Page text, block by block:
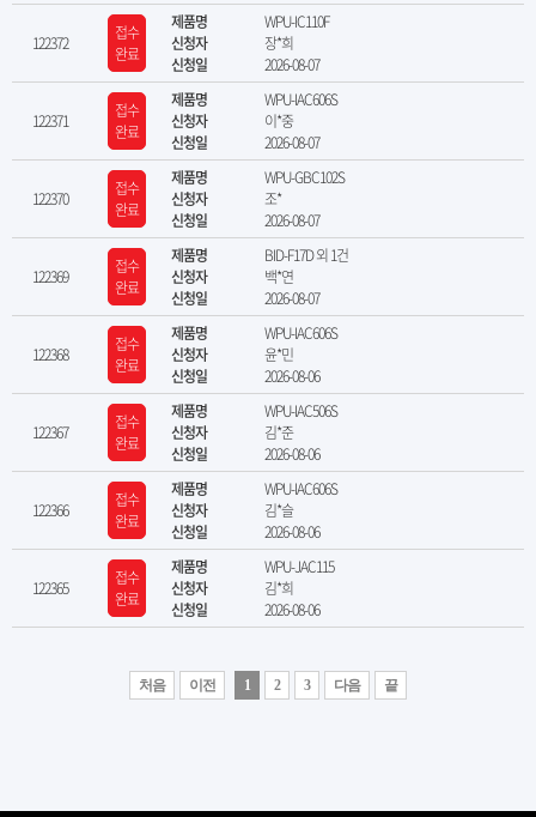
122372
접수
완료
제품명
WPU-IC110F
신청자
장*희
신청일
2026-08-07
122371
접수
완료
제품명
WPU-IAC606S
신청자
이*중
신청일
2026-08-07
122370
접수
완료
제품명
WPU-GBC102S
신청자
조*
신청일
2026-08-07
122369
접수
완료
제품명
BID-F17D 외 1건
신청자
백*연
신청일
2026-08-07
122368
접수
완료
제품명
WPU-IAC606S
신청자
윤*민
신청일
2026-08-06
122367
접수
완료
제품명
WPU-IAC506S
신청자
김*준
신청일
2026-08-06
122366
접수
완료
제품명
WPU-IAC606S
신청자
김*슬
신청일
2026-08-06
122365
접수
완료
제품명
WPU-JAC115
신청자
김*희
신청일
2026-08-06
처음 이전 1 2 3 다음 끝